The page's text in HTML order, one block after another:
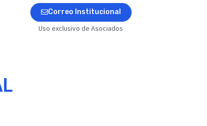
Correo Institucional
Uso exclusivo de Asociados